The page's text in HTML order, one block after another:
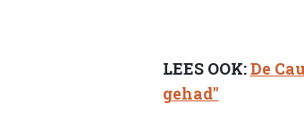
LEES OOK:De
gehad"